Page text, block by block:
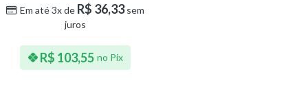
Em até 3x de R$ 36,33sem
juros
R$ 103,55 no Pix